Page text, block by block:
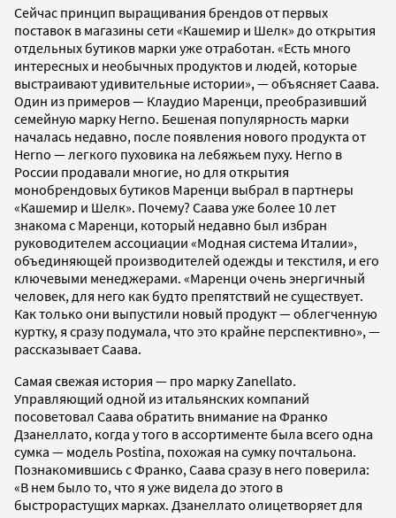
Сейчас принцип выращивания брендов от первых
поставок в магазины сети «Кашемир и Шелк» до открытия
отдельных бутиков марки уже отработан. «Есть много
интересных и необычных продуктов и людей, которые
выстраивают удивительные истории», — объясняет Саава.
Один из примеров — Клаудио Маренци, преобразивший
семейную марку Herno. Бешеная популярность марки
началась недавно, после появления нового продукта от
Herno — легкого пуховика на лебяжьем пуху. Herno в
России продавали многие, но для открытия
монобрендовых бутиков Маренци выбрал в партнеры
«Кашемир и Шелк». Почему? Саава уже более 10 лет
знакома с Маренци, который недавно был избран
руководителем ассоциации «Модная система Италии»,
объединяющей производителей одежды и текстиля, и его
ключевыми менеджерами. «Маренци очень энергичный
человек, для него как будто препятствий не существует.
Как только они выпустили новый продукт — облегченную
куртку, я сразу подумала, что это крайне перспективно», —
рассказывает Саава.
Самая свежая история — про марку Zanellato.
Управляющий одной из итальянских компаний
посоветовал Саава обратить внимание на Франко
Дзанеллато, когда у того в ассортименте была всего одна
сумка — модель Postina, похожая на сумку почтальона.
Познакомившись с Франко, Саава сразу в него поверила:
«В нем было то, что я уже видела до этого в
быстрорастущих марках. Дзанеллато олицетворяет для